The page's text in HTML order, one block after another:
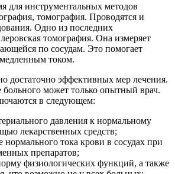
для инструментальных методов
томография. Проводятся и
Одно из последних
томография. Она измеряет
по сосудам. Это помогает
током.
достаточно эффективных мер лечения.
больного может только опытный врач.
в следующем:
давления к нормальному
лекарственных средств;
нормального тока крови в сосудах при
препаратов;
физиологических функций, а также